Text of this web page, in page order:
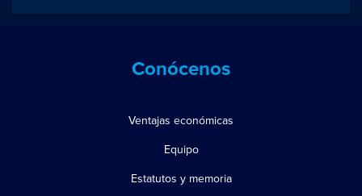
Conócenos
Ventajas económicas
Equipo
Estatutos y memoria